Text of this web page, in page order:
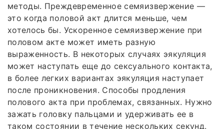
методы. Преждевременное семяизвержение —
это когда половой акт длится меньше, чем
хотелось бы. Ускоренное семяизвержение при
половом акте может иметь разную
выраженность. В некоторых случаях эякуляция
может наступать еще до сексуального контакта,
в более легких вариантах эякуляция наступает
после проникновения. Способы продления
полового акта при проблемах, связанных. Нужно
зажать головку пальцами и удерживать ее в
таком состоянии в течение нескольких секунд.